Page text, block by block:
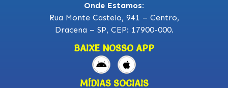
Onde Estamos:
Rua Monte Castelo, 941 – Centro,
Dracena – SP, CEP: 17900-000.
BAIXE NOSSO APP
MÍDIAS SOCIAIS